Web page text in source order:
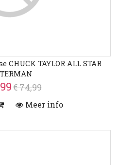
CHUCK TAYLOR ALL STAR
€ 74,99
Meer info